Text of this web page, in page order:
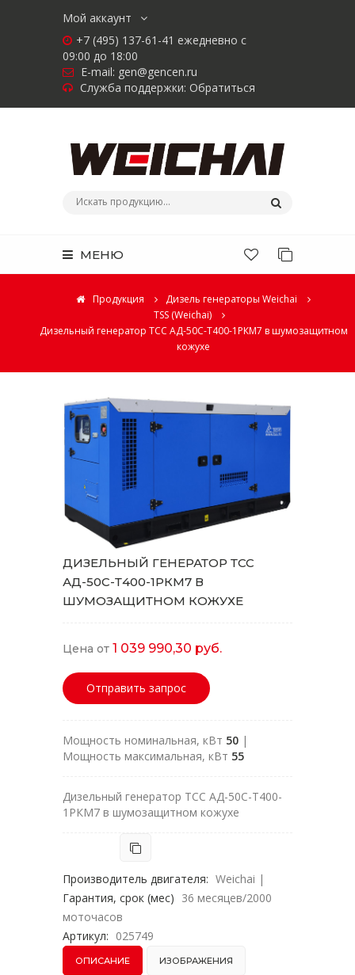
Мой аккаунт
+7 (495) 137-61-41 ежедневно с
09:00 до 18:00
E-mail: gen@gencen.ru
Служба поддержки: Обратиться
МЕНЮ
Продукция
Дизель генераторы Weichai
TSS (Weichai)
Дизельный генератор ТСС АД-50С-Т400-1РКМ7 в шумозащитном
кожухе
ДИЗЕЛЬНЫЙ ГЕНЕРАТОР ТСС
АД-50С-Т400-1РКМ7 В
ШУМОЗАЩИТНОМ КОЖУХЕ
Цена от 1 039 990,30 руб.
Отправить запрос
Мощность номинальная, кВт 50 |
Мощность максимальная, кВт 55
Дизельный генератор ТСС АД-50С-Т400-
1РКМ7 в шумозащитном кожухе
Производитель двигателя: Weichai |
Гарантия, срок (мес) 36 месяцев/2000
моточасов
Артикул: 025749
ОПИСАНИЕ ИЗОБРАЖЕНИЯ